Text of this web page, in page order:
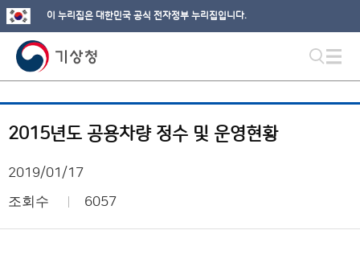
이 누리집은 대한민국 공식 전자정부 누리집입니다.
2015년도 공용차량 정수 및 운영현황
2019/01/17
조회수 6057